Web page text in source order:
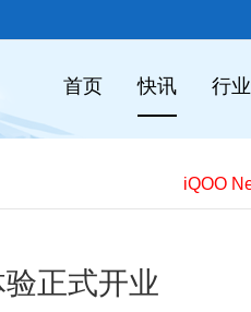
首页 快讯 行业
正式开业